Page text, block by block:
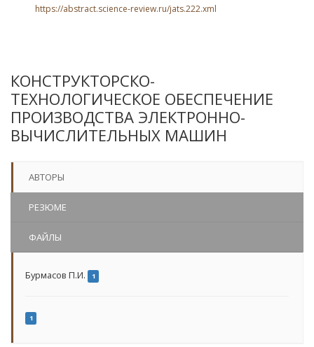
https://abstract.science-review.ru/jats.222.xml
КОНСТРУКТОРСКО-
ТЕХНОЛОГИЧЕСКОЕ ОБЕСПЕЧЕНИЕ
ПРОИЗВОДСТВА ЭЛЕКТРОННО-
ВЫЧИСЛИТЕЛЬНЫХ МАШИН
АВТОРЫ
РЕЗЮМЕ
ФАЙЛЫ
Бурмасов П.И. 1
1